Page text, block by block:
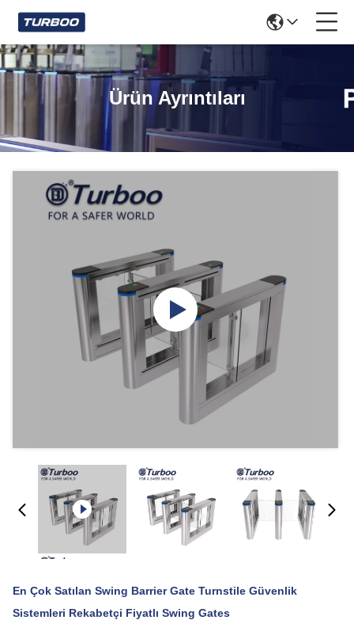
Ürün Ayrıntıları
En Çok Satılan Swing Barrier Gate Turnstile Güvenlik
Sistemleri Rekabetçi Fiyatlı Swing Gates